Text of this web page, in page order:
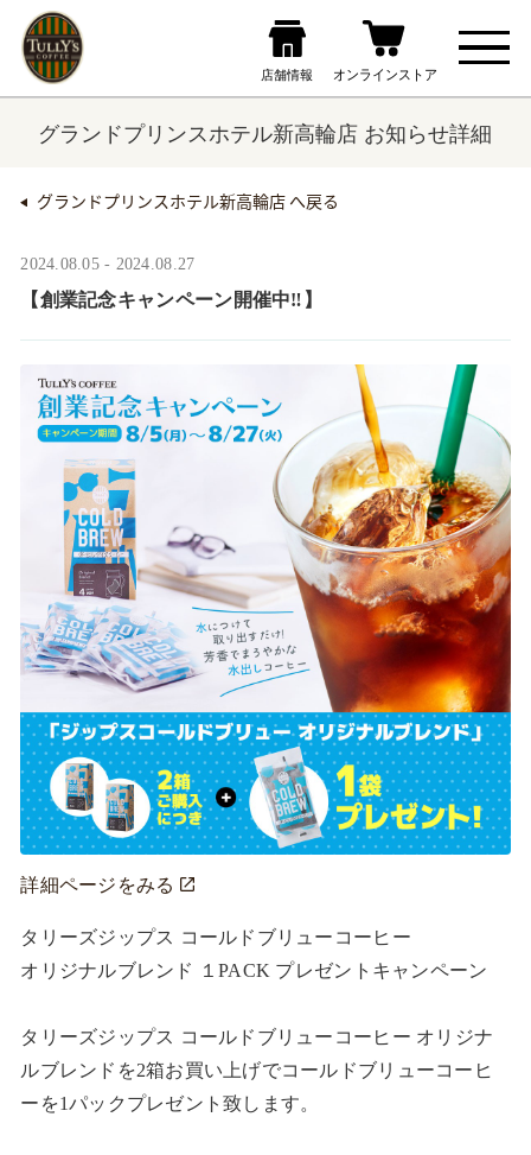
グランドプリンスホテル新高輪店 お知らせ詳細
グランドプリンスホテル新高輪店 へ戻る
2024.08.05 - 2024.08.27
【創業記念キャンペーン開催中‼】
詳細ページをみる
タリーズジップス コールドブリューコーヒー
オリジナルブレンド １PACK プレゼントキャンペーン
タリーズジップス コールドブリューコーヒー オリジナ
ルブレンドを2箱お買い上げでコールドブリューコーヒ
ーを1パックプレゼント致します。